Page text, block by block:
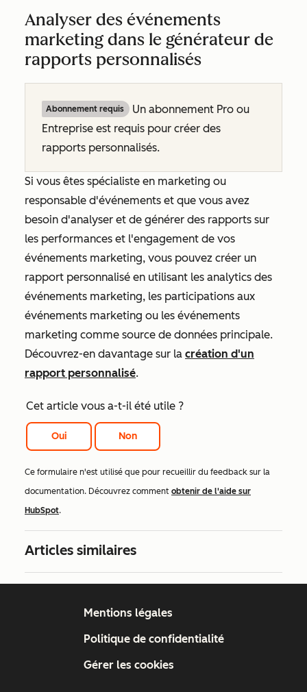
Analyser des événements
marketing dans le générateur de
rapports personnalisés
Abonnement requis Un abonnement Pro ou
Entreprise est requis pour créer des
rapports personnalisés.
Si vous êtes spécialiste en marketing ou
responsable d'événements et que vous avez
besoin d'analyser et de générer des rapports sur
les performances et l'engagement de vos
événements marketing, vous pouvez créer un
rapport personnalisé en utilisant les analytics des
événements marketing, les participations aux
événements marketing ou les événements
marketing comme source de données principale.
Découvrez-en davantage sur la création d'un
rapport personnalisé.
Cet article vous a-t-il été utile ?
Oui Non
Ce formulaire n'est utilisé que pour recueillir du feedback sur la
documentation. Découvrez comment obtenir de l'aide sur
HubSpot.
Articles similaires
Mentions légales
Politique de confidentialité
Gérer les cookies